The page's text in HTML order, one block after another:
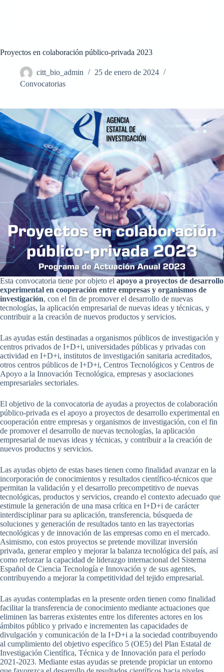
Proyectos en colaboración público-privada 2023
citt_bio_admin
25 de enero de 2024
Convocatorias
Esta convocatoria tiene por objeto el apoyo a proyectos de desarrollo
experimental en cooperación entre empresas y organismos de
investigación, con el fin de promover el desarrollo de nuevas
tecnologías, la aplicación empresarial de nuevas ideas y técnicas, y
contribuir a la creación de nuevos productos y servicios.
Las ayudas están destinadas a organismos públicos de investigación y
centros privados de I+D+i, universidades públicas y privadas con
actividad en I+D+i, institutos de investigación sanitaria acreditados,
otros centros públicos de I+D+i, Centros Tecnológicos y Centros de
Apoyo a la Innovación Tecnológica, empresas y asociaciones
empresariales sectoriales.
El objetivo de la convocatoria de ayudas a proyectos de colaboración
público-privada es el apoyo a proyectos de desarrollo experimental en
cooperación entre empresas y organismos de investigación, con el fin
de promover el desarrollo de nuevas tecnologías, la aplicación
empresarial de nuevas ideas y técnicas, y contribuir a la creación de
nuevos productos y servicios.
Las ayudas objeto de estas bases tienen como finalidad avanzar en la
incorporación de conocimientos y resultados científico-técnicos que
permitan la validación y el desarrollo precompetitivo de nuevas
tecnológicas, productos y servicios, creando el contexto adecuado que
estimule la generación de una masa crítica en I+D+i de carácter
interdisciplinar para su aplicación, transferencia, búsqueda de
soluciones y generación de resultados tanto en las trayectorias
tecnológicas y de innovación de las empresas como en el mercado.
Asimismo, con estos proyectos se pretende movilizar inversión
privada, generar empleo y mejorar la balanza tecnológica del país, así
como reforzar la capacidad de liderazgo internacional del Sistema
Español de Ciencia Tecnología e Innovación y de sus agentes,
contribuyendo a mejorar la competitividad del tejido empresarial.
Las ayudas contempladas en la presente orden tienen como finalidad
facilitar la transferencia de conocimiento mediante actuaciones que
eliminen las barreras existentes entre los diferentes actores en los
ámbitos público y privado e incrementen las capacidades de
divulgación y comunicación de la I+D+i a la sociedad contribuyendo
al cumplimiento del objetivo específico 5 (OE5) del Plan Estatal de
Investigación Científica, Técnica y de Innovación para el período
2021-2023. Mediante estas ayudas se pretende propiciar un entorno